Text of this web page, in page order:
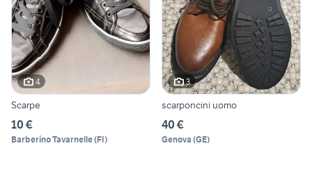
4
Scarpe
10 €
Barberino Tavarnelle(FI)
3
scarponcini uomo
40 €
Genova (GE)